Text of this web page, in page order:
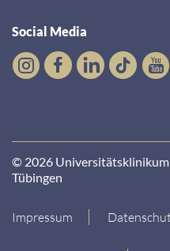
Social Media
© 2026
Tübingen
Impressum